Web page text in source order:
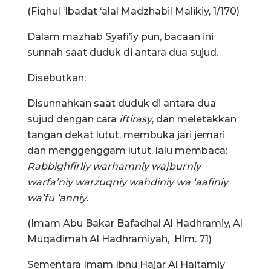
(Fiqhul ‘Ibadat ‘alal Madzhabil Malikiy, 1/170)
Dalam mazhab Syafi’iy pun, bacaan ini
sunnah saat duduk di antara dua sujud.
Disebutkan:
Disunnahkan saat duduk di antara dua
sujud dengan cara iftirasy, dan meletakkan
tangan dekat lutut, membuka jari jemari
dan menggenggam lutut, lalu membaca:
Rabbighfirliy warhamniy wajburniy
warfa’niy warzuqniy wahdiniy wa ‘aafiniy
wa’fu ‘anniy.
(Imam Abu Bakar Bafadhal Al Hadhramiy, Al
Muqadimah Al Hadhramiyah, Hlm. 71)
Sementara Imam Ibnu Hajar Al Haitamiy